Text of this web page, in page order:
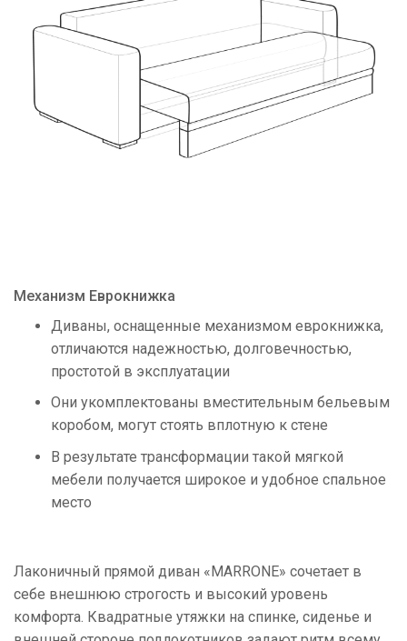
Механизм Еврокнижка
Диваны, оснащенные механизмом еврокнижка,
отличаются надежностью, долговечностью,
простотой в эксплуатации
Они укомплектованы вместительным бельевым
коробом, могут стоять вплотную к стене
В результате трансформации такой мягкой
мебели получается широкое и удобное спальное
место
Лаконичный прямой диван «MARRONE» сочетает в
себе внешнюю строгость и высокий уровень
комфорта. Квадратные утяжки на спинке, сиденье и